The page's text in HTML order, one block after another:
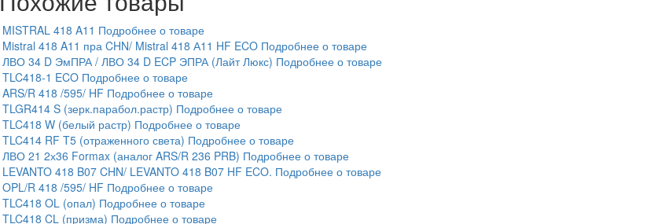
MISTRAL 418 A11 Подробнее о товаре
Mistral 418 A11 пра CHN/ Mistral 418 А11 HF ECO Подробнее о товаре
ЛВО 34 D ЭмПРА / ЛВО 34 D ECP ЭПРА (Лайт Люкс) Подробнее о товаре
TLC418-1 ECO Подробнее о товаре
ARS/R 418 /595/ HF Подробнее о товаре
TLGR414 S (зерк.парабол.растр) Подробнее о товаре
TLC418 W (белый растр) Подробнее о товаре
TLC414 RF T5 (отраженного света) Подробнее о товаре
ЛВО 21 2х36 Formax (аналог ARS/R 236 PRB) Подробнее о товаре
LEVANTO 418 B07 CHN/ LEVANTO 418 B07 HF ECO. Подробнее о товаре
OPL/R 418 /595/ HF Подробнее о товаре
TLC418 OL (опал) Подробнее о товаре
TLC418 CL (призма) Подробнее о товаре